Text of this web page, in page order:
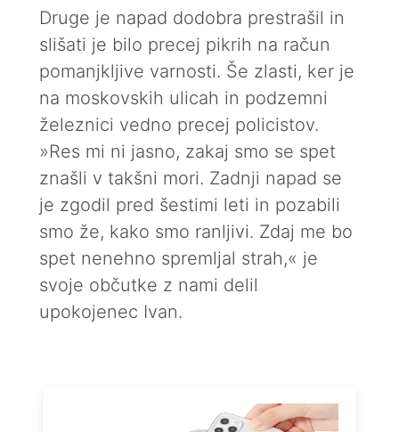
Druge je napad dodobra prestrašil in
slišati je bilo precej pikrih na račun
pomanjkljive varnosti. Še zlasti, ker je
na moskovskih ulicah in podzemni
železnici vedno precej policistov.
»Res mi ni jasno, zakaj smo se spet
znašli v takšni mori. Zadnji napad se
je zgodil pred šestimi leti in pozabili
smo že, kako smo ranljivi. Zdaj me bo
spet nenehno spremljal strah,« je
svoje občutke z nami delil
upokojenec Ivan.